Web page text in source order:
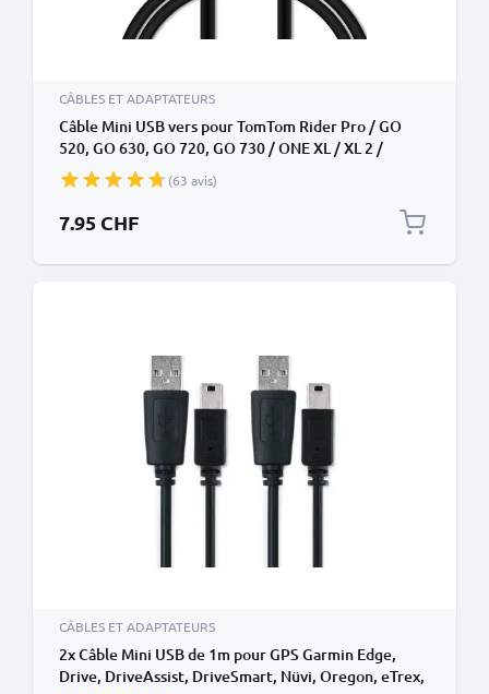
CÂBLES ET ADAPTATEURS
Câble Mini USB vers pour TomTom Rider Pro / GO
520, GO 630, GO 720, GO 730 / ONE XL / XL 2 /
Trucker 5000 / Start – Câble de données à charge
rapide de 1m noir de CELLONIC
(63 avis)
7.95 CHF
CÂBLES ET ADAPTATEURS
2x Câble Mini USB de 1m pour GPS Garmin Edge,
Drive, DriveAssist, DriveSmart, Nüvi, Oregon, eTrex,